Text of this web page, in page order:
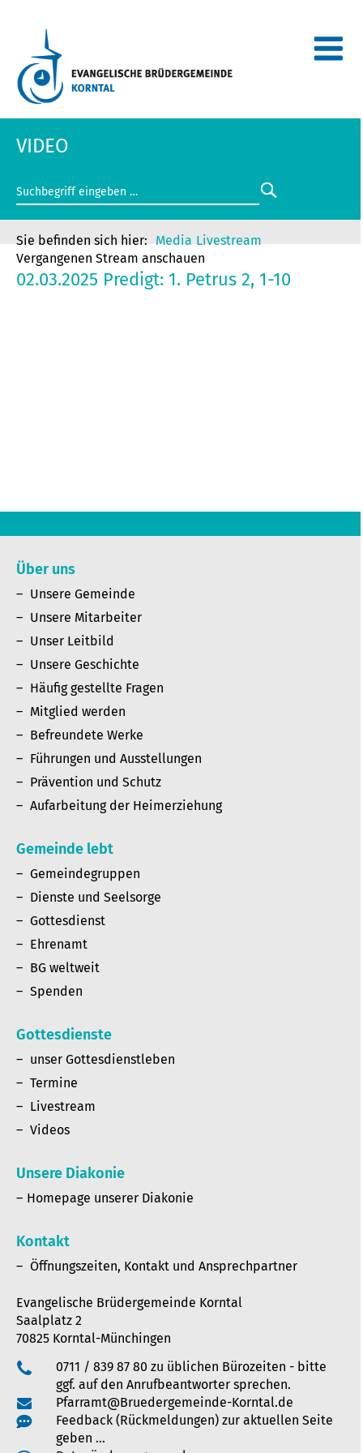
VIDEO
Media Livestream
Vergangenen Stream anschauen
02.03.2025 Predigt: 1. Petrus 2, 1-10
Über uns
Unsere Gemeinde
Unsere Mitarbeiter
Unser Leitbild
Unsere Geschichte
Häufig gestellte Fragen
Mitglied werden
Befreundete Werke
Führungen und Ausstellungen
Prävention und Schutz
Aufarbeitung der Heimerziehung
Gemeinde lebt
Gemeindegruppen
Dienste und Seelsorge
Gottesdienst
Ehrenamt
BG weltweit
Spenden
Gottesdienste
unser Gottesdienstleben
Termine
Livestream
Videos
Unsere Diakonie
Homepage unserer Diakonie
Kontakt
Öffnungszeiten, Kontakt und Ansprechpartner
Evangelische Brüdergemeinde Korntal
Saalplatz 2
70825 Korntal-Münchingen
0711 / 839 87 80 zu üblichen Bürozeiten - bitte
ggf. auf den Anrufbeantworter sprechen.
Pfarramt@Bruedergemeinde-Korntal.de
Feedback (Rückmeldungen) zur aktuellen Seite
geben …